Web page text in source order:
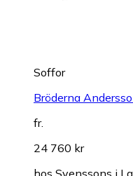
Soffor
Bröderna
fr.
24 760 kr
hos Svenssons i